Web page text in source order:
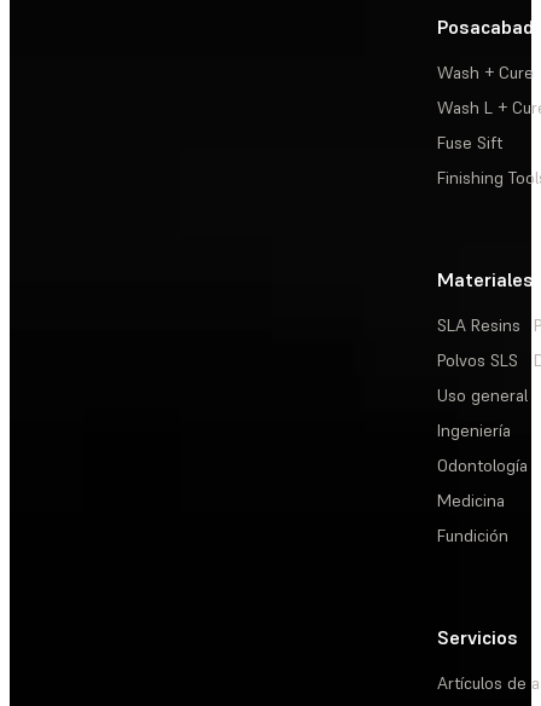
Wash + Cure
Wash L +
Fuse Sift
Finishing
Materiales
SLA Resins
Polvos SLS
Uso general
Ingeniería
Odontología
Medicina
Fundición
Servicios
Artículos de